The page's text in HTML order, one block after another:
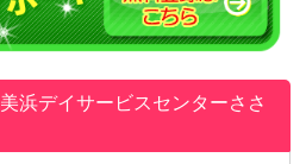
美浜デイサービスセンターささ